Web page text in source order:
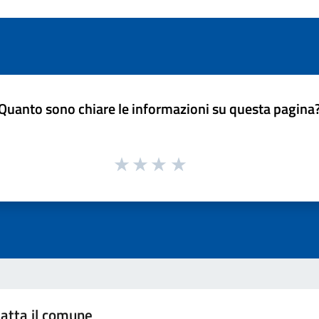
sono chiare le informazioni su questa
il comune